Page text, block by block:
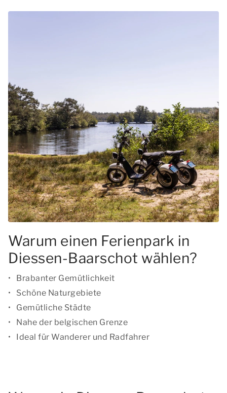
Warum einen Ferienpark in
Diessen-Baarschot wählen?
Brabanter Gemütlichkeit
Schöne Naturgebiete
Gemütliche Städte
Nahe der belgischen Grenze
Ideal für Wanderer und Radfahrer